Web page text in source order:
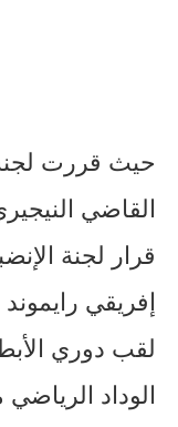
حيث قررت لجنة
القاضي
قرار لجنة
إفريقي
لقب دوري
الوداد